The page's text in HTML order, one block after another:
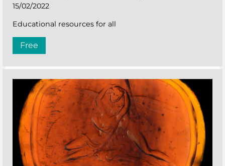
15/02/2022
Educational resources for all
Free